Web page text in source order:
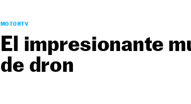
MOTORTV
El impresionante
de dron